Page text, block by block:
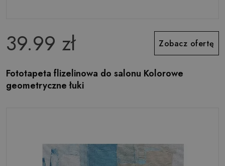
39.99 zł Zobacz ofertę
Fototapeta flizelinowa do salonu Kolorowe
geometryczne łuki